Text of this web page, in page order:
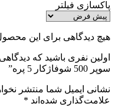
پاکسازی فیلتر
هیچ دیدگاهی برای این
اولین نفری باشید که
سوپر 500 شوفاژکار 5 پره”
نشانی ایمیل شما منتشر
علامت‌گذاری شده‌اند *